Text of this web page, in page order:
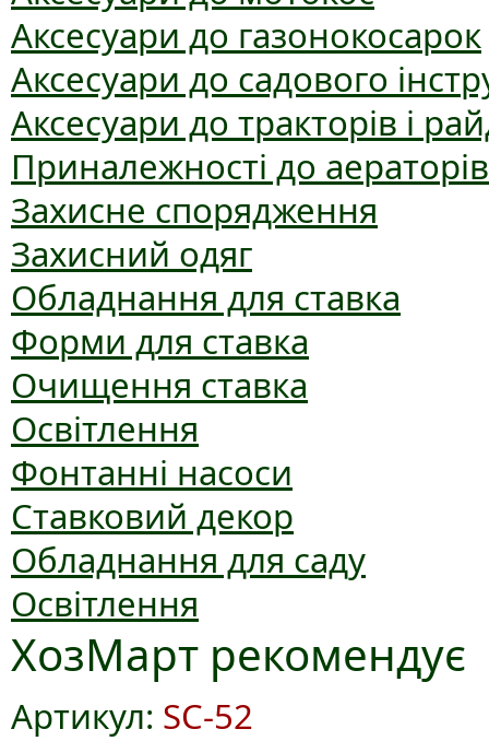
Аксесуари до газонокосарок
Аксесуари до садового
Аксесуари до тракторів і
Приналежності до аераторів
Захисне спорядження
Захисний одяг
Обладнання для ставка
Форми для ставка
Очищення ставка
Освітлення
Фонтанні насоси
Ставковий декор
Обладнання для саду
Освітлення
ХозМарт рекомендує
Артикул: SC-52